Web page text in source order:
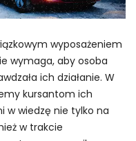
wyposażeniem
wymaga, aby osoba
ich działanie. W
kursantom ich
w wiedzę nie tylko na
w trakcie